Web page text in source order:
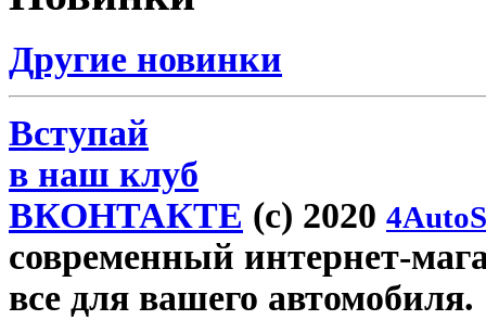
Другие новинки
Вступай
в наш клуб
ВКОНТАКТЕ (c) 2020
современный интернет-
все для вашего автомобиля.